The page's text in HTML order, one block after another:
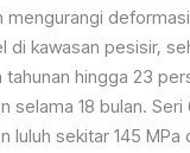
mengurangi
di kawasan pesisir,
hingga 23
selama 18 bulan.
luluh sekitar 145 MPa